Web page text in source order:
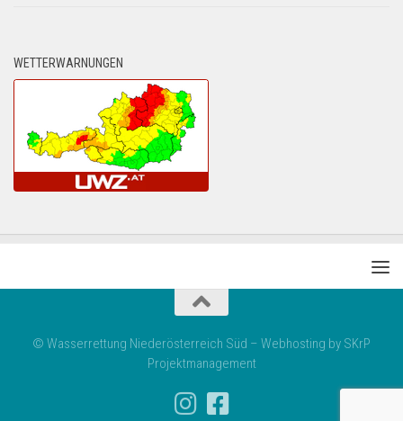
WETTERWARNUNGEN
© Wasserrettung Niederösterreich Süd – Webhosting by SKrP
Projektmanagement